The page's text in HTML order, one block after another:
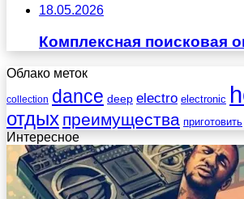
18.05.2026
Комплексная поисковая
Облако меток
collection dance deep electro electronic
отдых преимущества приготовить
Интересное